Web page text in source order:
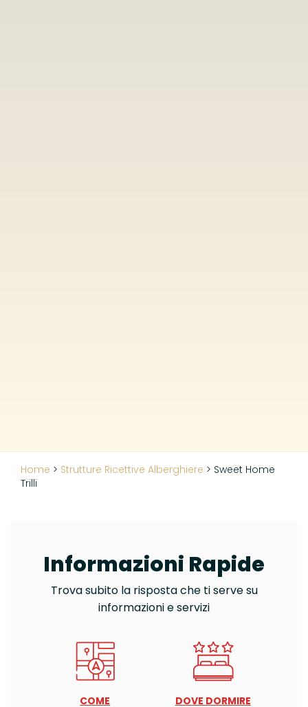
Home > Strutture Ricettive Alberghiere > Sweet Home
Trilli
Informazioni Rapide
Trova subito la risposta che ti serve su
informazioni e servizi
COME
DOVE DORMIRE